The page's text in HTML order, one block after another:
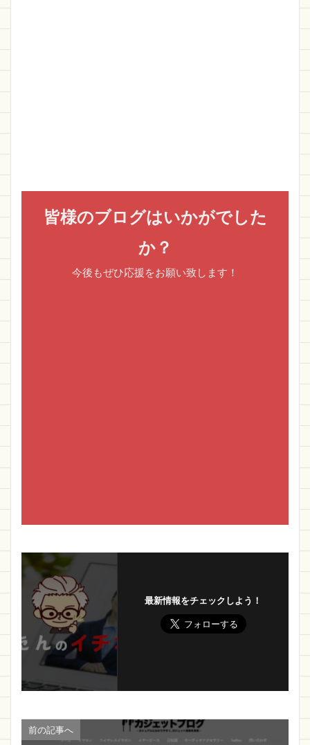
皆様のブログはいかがでした
か？
今後もぜひ応援をお願い致します！
最新情報をチェックしよう！
前の記事へ